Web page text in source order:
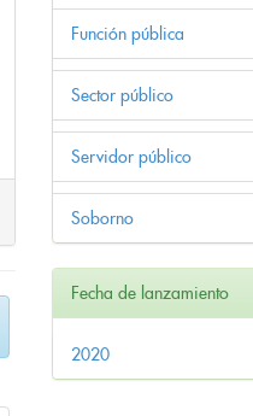
Función pública
Sector público
Servidor público
Soborno
Fecha de lanzamiento
2020